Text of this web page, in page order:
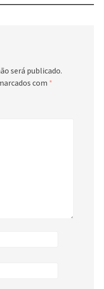
será publicado.
com *